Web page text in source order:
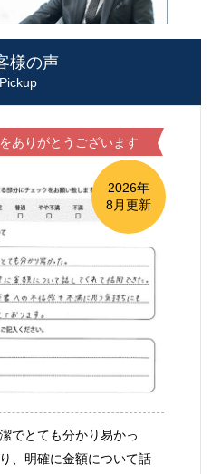
様の声
Pickup
ありがとうございます
2026年
8月更新
でとても分かり易かっ
、明確に金額について話